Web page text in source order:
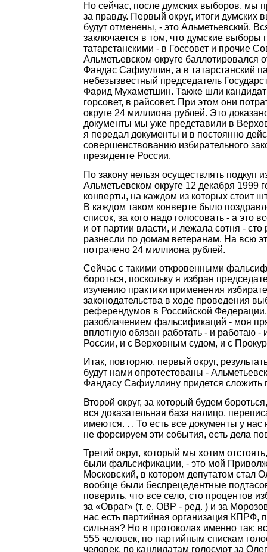
Но сейчас, после думских выборов, мы
за правду. Первый округ, итоги думских
будут отменены, - это Альметьевский.
заключается в том, что думские выборы
татарстанскими - в Госсовет и прочие
Альметьевском округе баллотировался
Фандас Сафиуллин, а в татарстанский
небезызвестный председатель
Фарид Мухаметшин. Также шли
горсовет, в райсовет. При этом они
округе 24 миллиона рублей. Это
документы мы уже представили в
я передал документы и в постоянно
совершенствованию избирательного
президенте России.
По закону нельзя осуществлять подкуп
Альметьевском округе 12 декабря 1999
конверты, на каждом из которых стоит
В каждом таком конверте было
список, за кого надо голосовать - а это
и от партии власти, и лежала сотня -
разнесли по домам ветеранам. На всю
потрачено 24 миллиона рублей.
Сейчас с такими откровенными
бороться, поскольку я избран
изучению практики применения
законодательства в ходе проведения
референдумов в Российской
разоблачением фальсификаций - моя
вплотную обязан работать - и работаю -
России, и с Верховным судом, и с
Итак, повторяю, первый округ,
будут нами опротестованы -
Фандасу Сафиуллину придется сложить
Второй округ, за который будем
вся доказательная база налицо,
имеются. . . То есть все документы у нас
не форсируем эти события, есть дела
Третий округ, который мы хотим
были фальсификации, - это мой
Московский, в котором депутатом стал
вообще были беспрецедентные
поверить, что все село, сто процентов
за «Овраг» (т. е. ОВР - ред. ) и за
нас есть партийная организация КПРФ,
сильная? Но в протоколах именно так:
555 человек, по партийным спискам
человек, по кандидатам голосуют за